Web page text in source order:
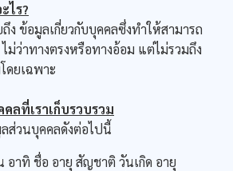
ไร?
ข้อมูลเกี่ยวกับบุคคลซึ่งทำให้สามารถ
ว่าทางตรงหรือทางอ้อม แต่ไม่รวมถึง
ดยเฉพาะ
ที่เราเก็บรวบรวม
ลส่วนบุคคลดังต่อไปนี้
าทิ ชื่อ อายุ สัญชาติ วันเกิด อายุ